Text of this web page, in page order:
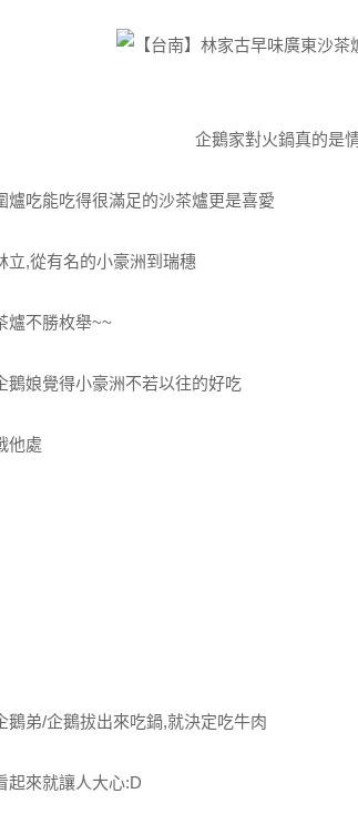
企鵝家對火鍋真的
爐吃能吃得很滿足的沙茶爐更是喜愛
立,從有名的小豪洲到瑞穗
爐不勝枚舉~~
鵝娘覺得小豪洲不若以往的好吃
他處
鵝弟/企鵝拔出來吃鍋,就決定吃牛肉
起來就讓人大心:D